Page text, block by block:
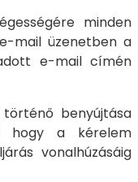
minden
mail üzenetben a
e-mail címén
benyújtása
hogy a kérelem
vonalhúzásáig